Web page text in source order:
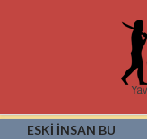
ESKİ İNSAN BU